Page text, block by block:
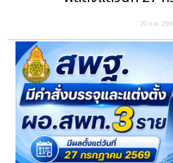
29 ก.ค.